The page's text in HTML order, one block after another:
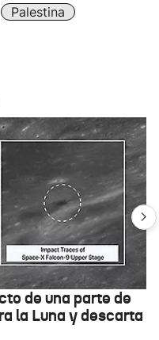
Palestina
de una parte de
la Luna y descarta